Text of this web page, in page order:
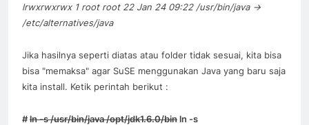
lrwxrwxrwx 1 root root 22 Jan 24 09:22 /usr/bin/java ->
/etc/alternatives/java
Jika hasilnya seperti diatas atau folder tidak sesuai, kita bisa
bisa "memaksa" agar SuSE menggunakan Java yang baru saja
kita install. Ketik perintah berikut :
#ln -s /usr/bin/java /opt/jdk1.6.0/binln -s